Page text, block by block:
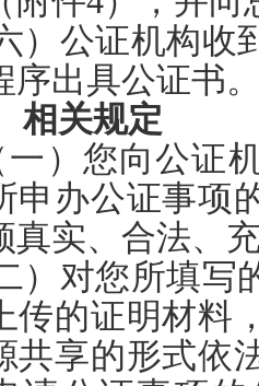
）公证机构
序出具公证书
相关规定
一）您向公证
申办公证事项
真实、合法、
）对您所填
传的证明材料
共享的形式依